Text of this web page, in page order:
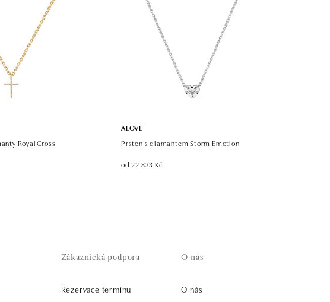
Royal Cross
ALOVE
Prsten s diamantem Storm Emotion
od 22 833 Kč
Zákaznická podpora
Rezervace termínu
O nás
O nás